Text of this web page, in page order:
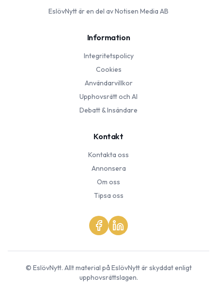
EslövNyttär en del av Notisen Media AB
Information
Integritetspolicy
Cookies
Användarvillkor
Upphovsrätt och AI
Debatt & Insändare
Kontakt
Kontakta oss
Annonsera
Om oss
Tipsa oss
© EslövNytt. Allt material påEslövNyttär skyddat enligt
upphovsrättslagen.